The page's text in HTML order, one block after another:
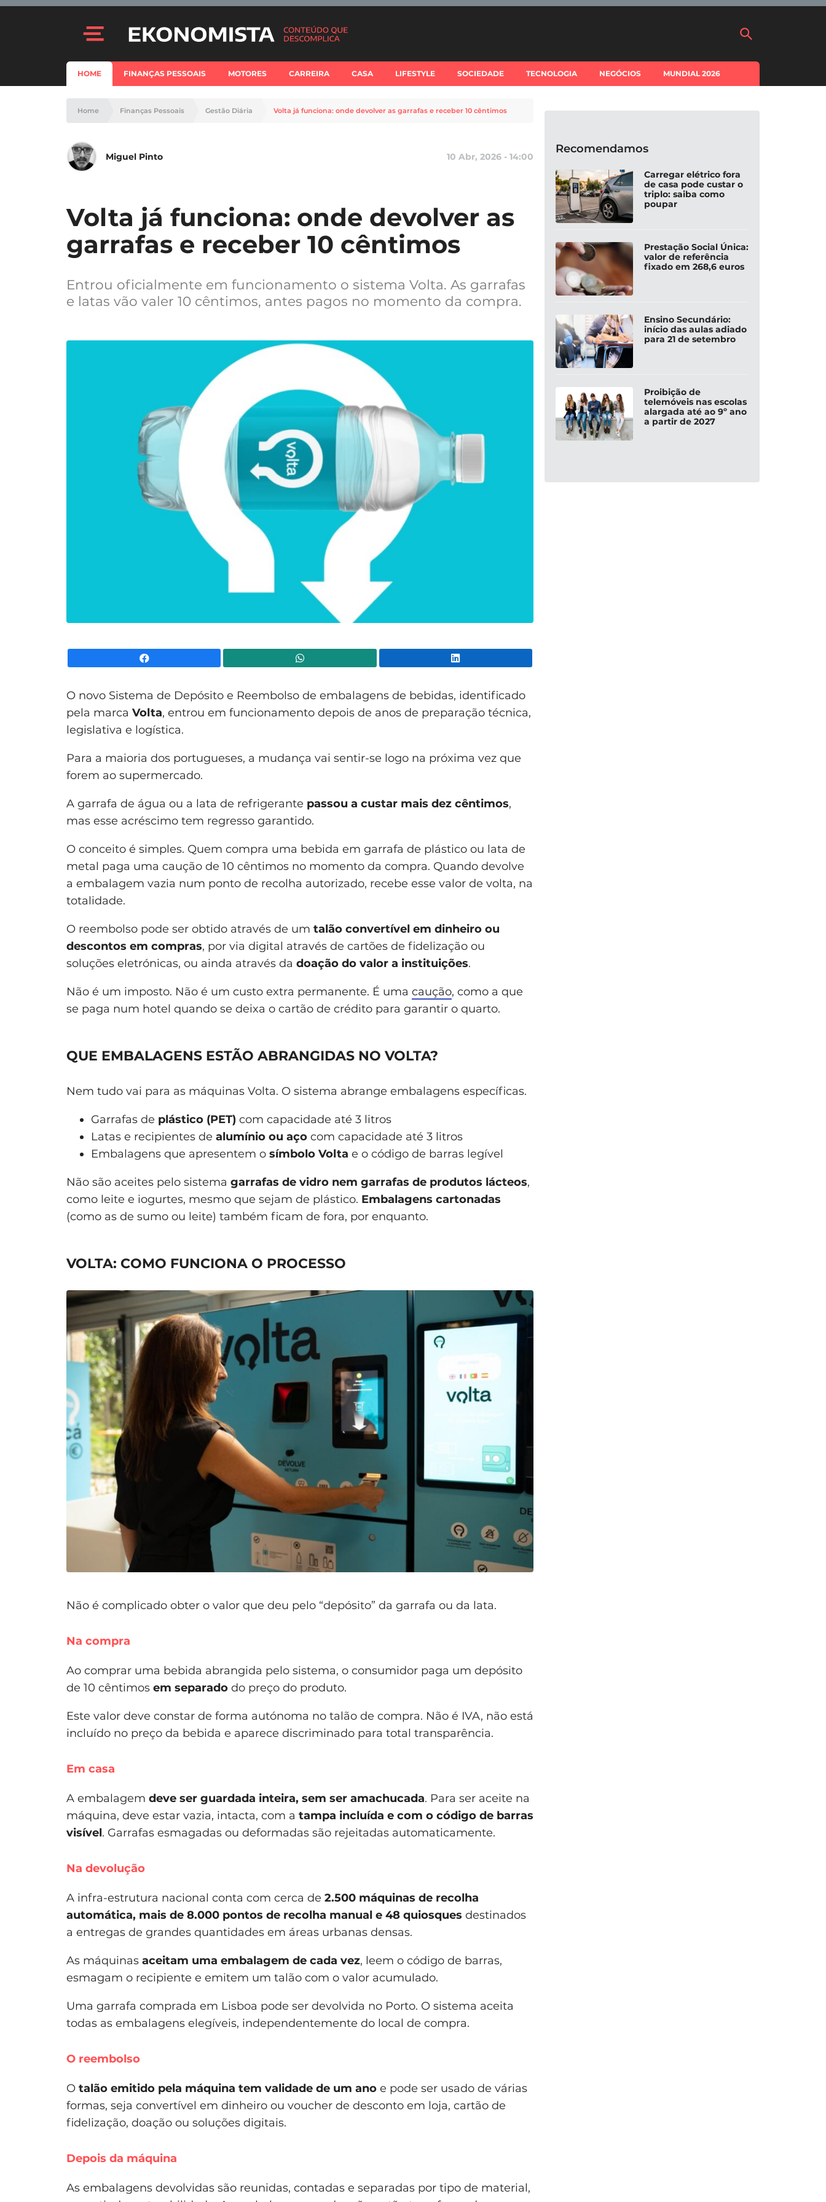
HOME FINANÇAS PESSOAIS MOTORES CARREIRA CASA LIFESTYLE SOCIEDADE TECNOLOGIA NEGÓCIOS MUNDIAL 2026
Home Finanças Pessoais Gestão Diária Volta já funciona: onde devolver as garrafas e receber 10 cêntimos
Miguel Pinto 10 Abr, 2026 - 14:00
Volta já funciona: onde devolver as
garrafas e receber 10 cêntimos
Entrou oficialmente em funcionamento o sistema Volta. As garrafas
e latas vão valer 10 cêntimos, antes pagos no momento da compra.
O novo Sistema de Depósito e Reembolso de embalagens de bebidas, identificado
pela marca Volta, entrou em funcionamento depois de anos de preparação técnica,
legislativa e logística.
Para a maioria dos portugueses, a mudança vai sentir-se logo na próxima vez que
forem ao supermercado.
A garrafa de água ou a lata de refrigerante passou a custar mais dez cêntimos,
mas esse acréscimo tem regresso garantido.
O conceito é simples. Quem compra uma bebida em garrafa de plástico ou lata de
metal paga uma caução de 10 cêntimos no momento da compra. Quando devolve
a embalagem vazia num ponto de recolha autorizado, recebe esse valor de volta, na
totalidade.
O reembolso pode ser obtido através de um talão convertível em dinheiro ou
descontos em compras, por via digital através de cartões de fidelização ou
soluções eletrónicas, ou ainda através da doação do valor a instituições.
Não é um imposto. Não é um custo extra permanente. É uma caução, como a que
se paga num hotel quando se deixa o cartão de crédito para garantir o quarto.
QUE EMBALAGENS ESTÃO ABRANGIDAS NO VOLTA?
Nem tudo vai para as máquinas Volta. O sistema abrange embalagens específicas.
Garrafas de plástico (PET) com capacidade até 3 litros
Latas e recipientes de alumínio ou aço com capacidade até 3 litros
Embalagens que apresentem o símbolo Volta e o código de barras legível
Não são aceites pelo sistema garrafas de vidro nem garrafas de produtos lácteos,
como leite e iogurtes, mesmo que sejam de plástico. Embalagens cartonadas
(como as de sumo ou leite) também ficam de fora, por enquanto.
VOLTA: COMO FUNCIONA O PROCESSO
Não é complicado obter o valor que deu pelo “depósito” da garrafa ou da lata.
Na compra
Ao comprar uma bebida abrangida pelo sistema, o consumidor paga um depósito
de 10 cêntimos em separado do preço do produto.
Este valor deve constar de forma autónoma no talão de compra. Não é IVA, não está
incluído no preço da bebida e aparece discriminado para total transparência.
Em casa
A embalagem deve ser guardada inteira, sem ser amachucada. Para ser aceite na
máquina, deve estar vazia, intacta, com a tampa incluída e com o código de barras
visível. Garrafas esmagadas ou deformadas são rejeitadas automaticamente.
Na devolução
A infra-estrutura nacional conta com cerca de 2.500 máquinas de recolha
automática, mais de 8.000 pontos de recolha manual e 48 quiosques destinados
a entregas de grandes quantidades em áreas urbanas densas.
As máquinas aceitam uma embalagem de cada vez, leem o código de barras,
esmagam o recipiente e emitem um talão com o valor acumulado.
Uma garrafa comprada em Lisboa pode ser devolvida no Porto. O sistema aceita
todas as embalagens elegíveis, independentemente do local de compra.
O reembolso
O talão emitido pela máquina tem validade de um ano e pode ser usado de várias
formas, seja convertível em dinheiro ou voucher de desconto em loja, cartão de
fidelização, doação ou soluções digitais.
Depois da máquina
As embalagens devolvidas são reunidas, contadas e separadas por tipo de material,
Recomendamos
Carregar elétrico fora
de casa pode custar o
triplo: saiba como
poupar
Prestação Social Única:
valor de referência
fixado em 268,6 euros
Ensino Secundário:
início das aulas adiado
para 21 de setembro
Proibição de
telemóveis nas escolas
alargada até ao 9º ano
a partir de 2027